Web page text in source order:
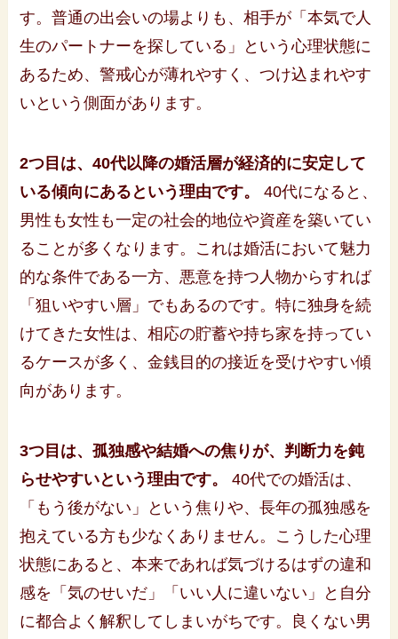
す。普通の出会いの場よりも、相手が「本気で人
生のパートナーを探している」という心理状態に
あるため、警戒心が薄れやすく、つけ込まれやす
いという側面があります。
2つ目は、40代以降の婚活層が経済的に安定して
いる傾向にあるという理由です。
40代になると、
男性も女性も一定の社会的地位や資産を築いてい
ることが多くなります。これは婚活において魅力
的な条件である一方、悪意を持つ人物からすれば
「狙いやすい層」でもあるのです。特に独身を続
けてきた女性は、相応の貯蓄や持ち家を持ってい
るケースが多く、金銭目的の接近を受けやすい傾
向があります。
3つ目は、孤独感や結婚への焦りが、判断力を鈍
らせやすいという理由です。
40代での婚活は、
「もう後がない」という焦りや、長年の孤独感を
抱えている方も少なくありません。こうした心理
状態にあると、本来であれば気づけるはずの違和
感を「気のせいだ」「いい人に違いない」と自分
に都合よく解釈してしまいがちです。良くない男